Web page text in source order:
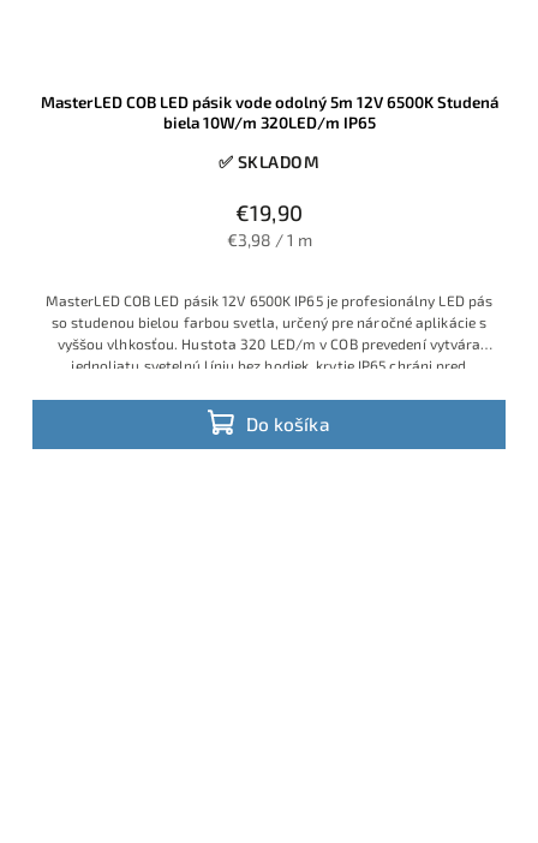
MasterLED COB LED pásik vode odolný 5m 12V 6500K Studená
biela 10W/m 320LED/m IP65
✅ SKLADOM
€19,90
€3,98 / 1 m
Do košíka
MasterLED COB LED pásik 12V 6500K IP65 je profesionálny LED pás
so studenou bielou farbou svetla, určený pre náročné aplikácie s
vyššou vlhkosťou. Hustota 320 LED/m v COB prevedení vytvára
jednoliatu svetelnú líniu bez bodiek, krytie IP65 chráni pred
svietivosť pri stále úspornej prevádzke.